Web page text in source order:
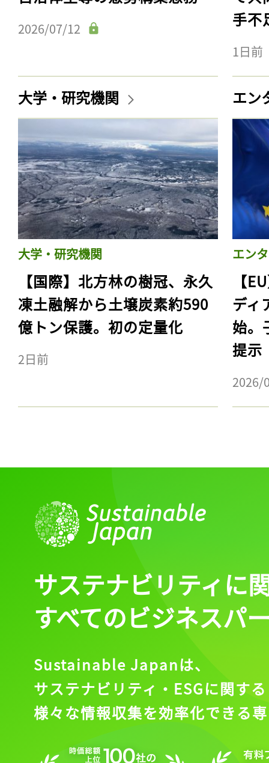
2026/07/12
手不
1日前
大学・研究機関
大学・研究機関
【国際】北方林の樹冠、永久
凍土融解から土壌炭素約590
億トン保護。初の定量化
2日前
エン
エン
【
ディ
始。
提示
2026/
サステナビリティに
すべてのビジネスパ
Sustainable Japanは、
サステナビリティ・ESGに関する
様々な情報収集を効率化できる